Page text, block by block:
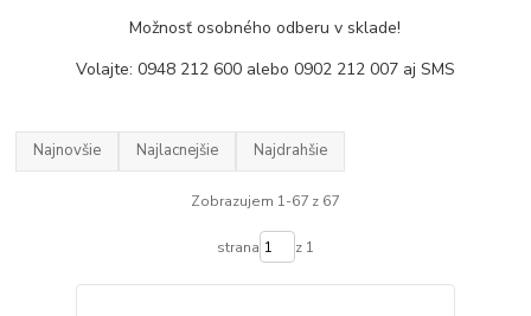
Možnosť osobného odberu v sklade!
Volajte: 0948 212 600 alebo 0902 212 007 aj SMS
Najnovšie Najlacnejšie Najdrahšie
Zobrazujem 1-67 z 67
strana z 1